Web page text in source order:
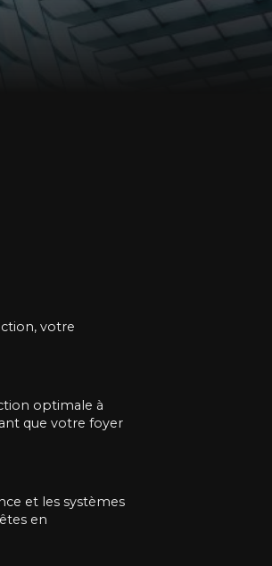
votre
optimale à
que votre foyer
et les systèmes
en